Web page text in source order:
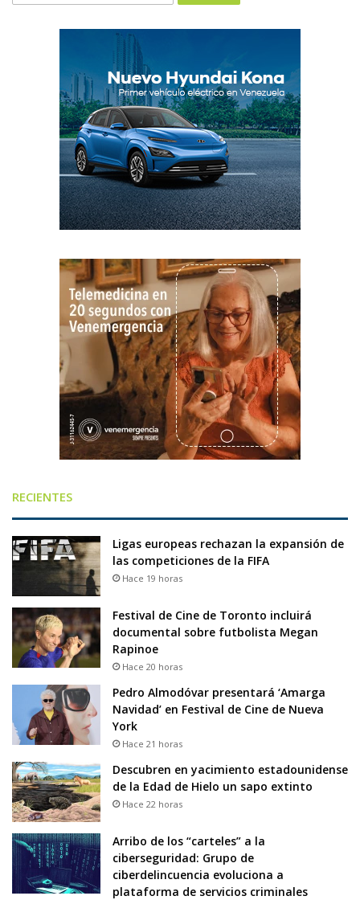
RECIENTES
Ligas europeas rechazan la expansión de
las competiciones de la FIFA
Hace 19 horas
Festival de Cine de Toronto incluirá
documental sobre futbolista Megan
Rapinoe
Hace 20 horas
Pedro Almodóvar presentará ‘Amarga
Navidad’ en Festival de Cine de Nueva
York
Hace 21 horas
Descubren en yacimiento estadounidense
de la Edad de Hielo un sapo extinto
Hace 22 horas
Arribo de los “carteles” a la
ciberseguridad: Grupo de
ciberdelincuencia evoluciona a
plataforma de servicios criminales